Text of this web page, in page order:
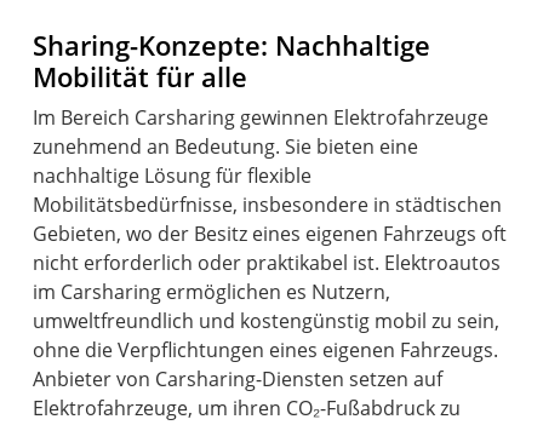
Sharing-Konzepte: Nachhaltige
Mobilität für alle
Im Bereich Carsharing gewinnen Elektrofahrzeuge
zunehmend an Bedeutung. Sie bieten eine
nachhaltige Lösung für flexible
Mobilitätsbedürfnisse, insbesondere in städtischen
Gebieten, wo der Besitz eines eigenen Fahrzeugs oft
nicht erforderlich oder praktikabel ist. Elektroautos
im Carsharing ermöglichen es Nutzern,
umweltfreundlich und kostengünstig mobil zu sein,
ohne die Verpflichtungen eines eigenen Fahrzeugs.
Anbieter von Carsharing-Diensten setzen auf
Elektrofahrzeuge, um ihren CO₂-Fußabdruck zu